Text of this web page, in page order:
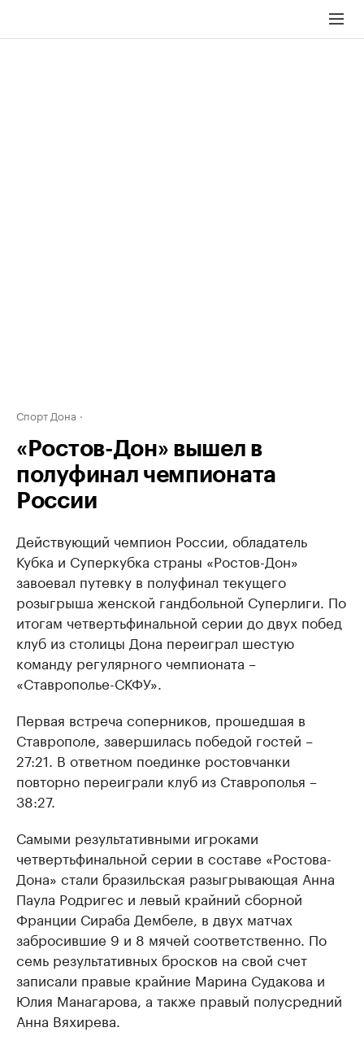
Спорт Дона
«Ростов-Дон» вышел в
полуфинал чемпионата
России
Действующий чемпион России, обладатель
Кубка и Суперкубка страны «Ростов-Дон»
завоевал путевку в полуфинал текущего
розыгрыша женской гандбольной Суперлиги. По
итогам четвертьфинальной серии до двух побед
клуб из столицы Дона переиграл шестую
команду регулярного чемпионата –
«Ставрополье-СКФУ».
Первая встреча соперников, прошедшая в
Ставрополе, завершилась победой гостей –
27:21. В ответном поединке ростовчанки
повторно переиграли клуб из Ставрополья –
38:27.
Самыми результативными игроками
четвертьфинальной серии в составе «Ростова-
Дона» стали бразильская разыгрывающая Анна
Паула Родригес и левый крайний сборной
Франции Сираба Дембеле, в двух матчах
забросившие 9 и 8 мячей соответственно. По
семь результативных бросков на свой счет
записали правые крайние Марина Судакова и
Юлия Манагарова, а также правый полусредний
Анна Вяхирева.